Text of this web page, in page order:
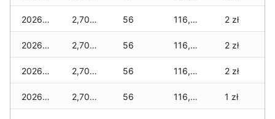
2026-05-16 2,700 zł 56 116,500 zł 2 zł
2026-05-15 2,700 zł 56 116,500 zł 2 zł
2026-05-14 2,700 zł 56 116,470 zł 2 zł
2026-05-13 2,700 zł 56 116,470 zł 1 zł